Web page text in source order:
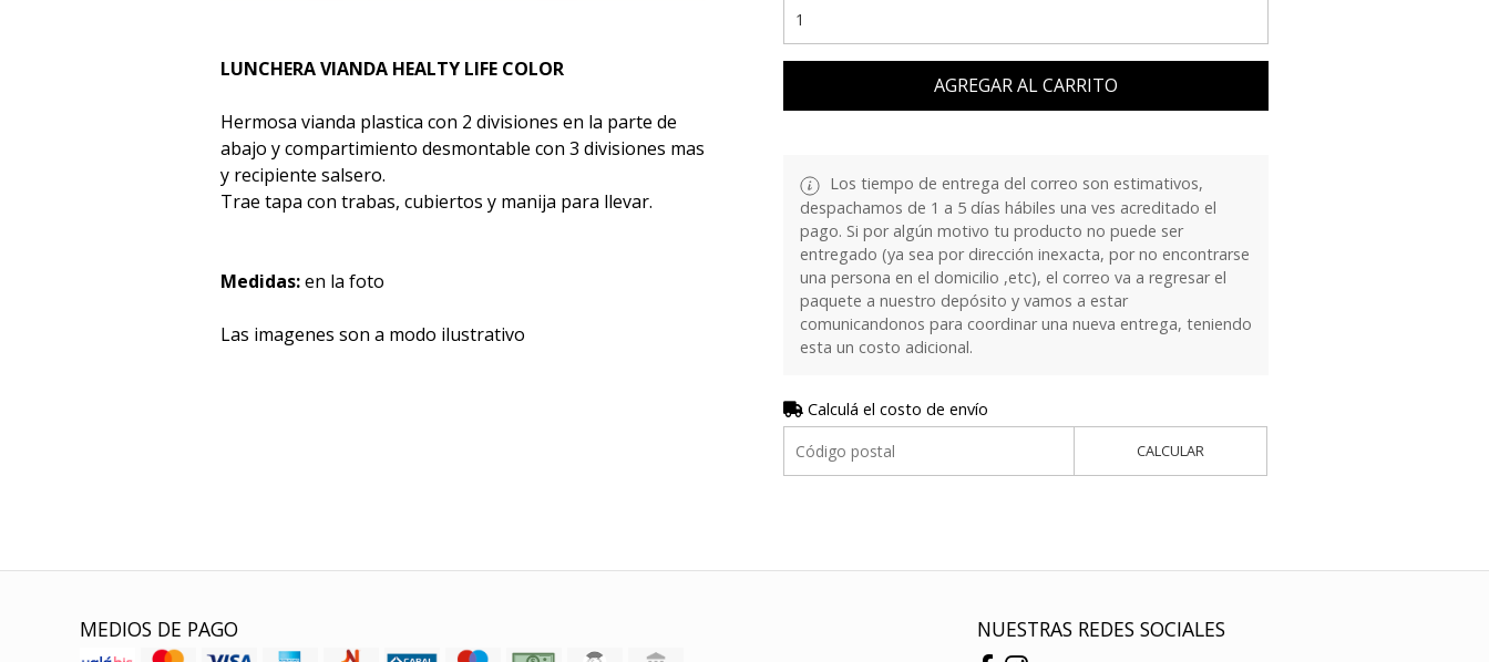
LUNCHERA VIANDA HEALTY LIFE COLOR
Hermosa vianda plastica con 2 divisiones en la parte de
abajo y compartimiento desmontable con 3 divisiones mas
y recipiente salsero.
Trae tapa con trabas, cubiertos y manija para llevar.
Medidas:en la foto
Las imagenes son a modo ilustrativo
AGREGAR AL CARRITO
Los tiempo de entrega del correo son estimativos,
despachamos de 1 a 5 días hábiles una ves acreditado el
pago. Si por algún motivo tu producto no puede ser
entregado (ya sea por dirección inexacta, por no encontrarse
una persona en el domicilio ,etc), el correo va a regresar el
paquete a nuestro depósito y vamos a estar
comunicandonos para coordinar una nueva entrega, teniendo
esta un costo adicional.
Calculá el costo de envío
CALCULAR
MEDIOS DE PAGO NUESTRAS REDES SOCIALES